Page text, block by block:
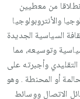
من معطيين
والأنتروبولوجيا
السياسية الجديدة
وتوسيعه، مما
وأجبرته على
أو المحنطة . وهو
الاتصال ووسائط